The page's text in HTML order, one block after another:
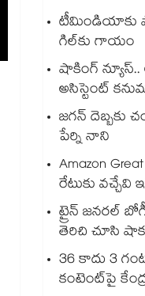
టీమిండియాకు
గిల్‎కు గాయం
షాకింగ్
అసిస్టెంట్
జగన్ దెబ్బకు
పేర్ని నాని
Amazon
రేటుకు వచ్చేవి
ట్రైన్ జనరల్
తెరిచి చూసి
36 కాదు 3
కంటెంట్‎పై